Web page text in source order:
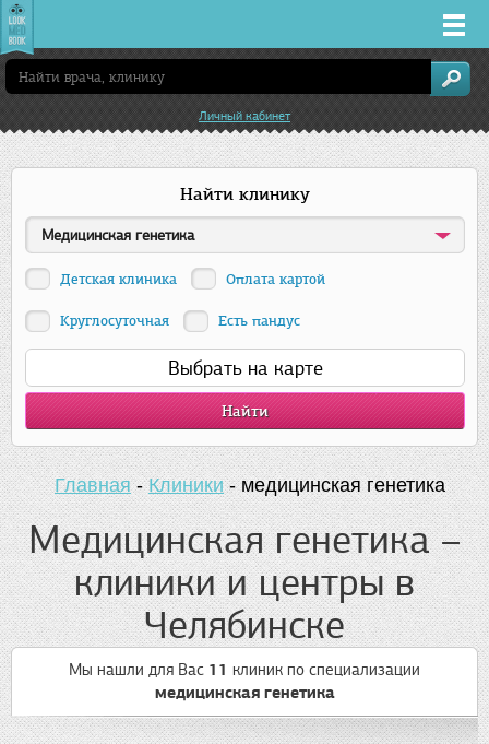
Врачи
Клиники
Лекарства
Акции
Челябинск
Личный кабинет
Найти клинику
Медицинская генетика
Детская клиника Оплата картой
Круглосуточная Есть пандус
Выбрать на карте
Главная-Клиники-медицинская генетика
Медицинская генетика –
клиники и центры в
Челябинске
Мы нашли для Вас 11 клиник по специализации
медицинская генетика